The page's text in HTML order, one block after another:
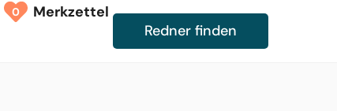
0
Merkzettel
Redner finden